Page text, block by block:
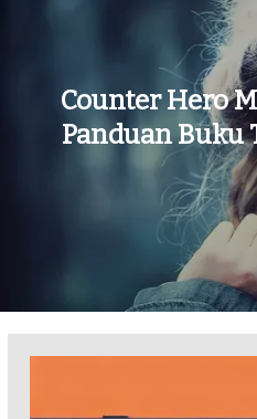
Counter Hero
Panduan Buku